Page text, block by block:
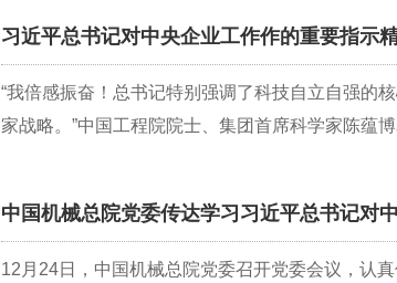
习近平总书记对中央企业工作作的重要指示
“我倍感振奋！总书记特别强调了科技自立自强的
家战略。”中国工程院院士、集团首席科学家陈蕴
中国机械总院党委传达学习习近平总书记对
12月24日，中国机械总院党委召开党委会议，认